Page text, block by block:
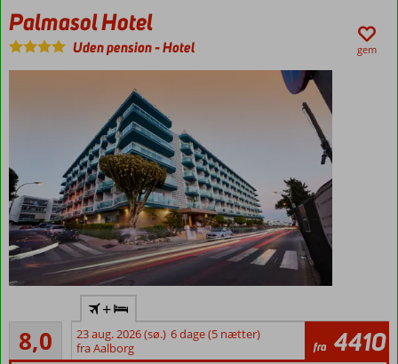
halvpension
Palmasol Hotel
Uden pension-Hotel gem
Centralt i
Benalmadena
Tæt
ved
8,0Meget godt
28
anmeldelser
+
23 aug. 2026 (sø.) 6 dage (5 nætter)
fra Aalborg
fra 4410